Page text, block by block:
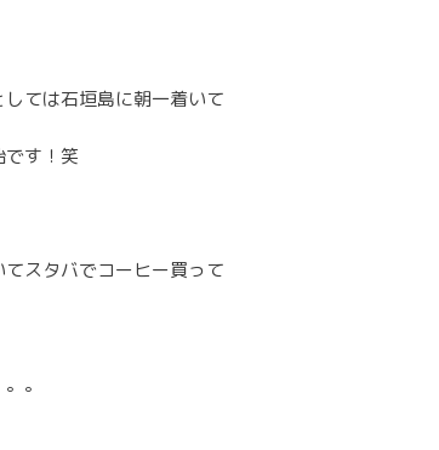
しては石垣島に朝一着いて
です！笑
スタバでコーヒー買って
。